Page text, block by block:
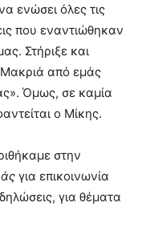
ενώσει όλες τις
που εναντιώθηκαν
Στήριξε και
Μακριά από εμάς
Όμως, σε καμία
ο Μίκης.
στην
για επικοινωνία
για θέματα